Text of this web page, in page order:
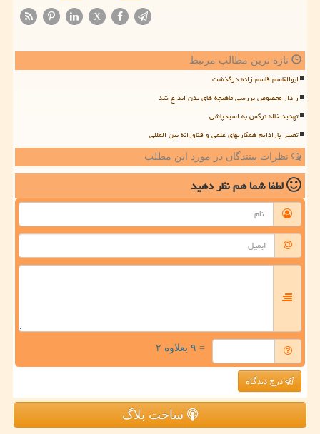
X
تازه ترین مطالب مرتبط
ابوالقاسم قاسم زاده درگذشت
رادار مخصوص بررسی ماهیچه های بدن ابداع شد
تهدید خاله نرگس به اسیدپاشی
تغییر پارادایم همکاریهای علمی و فناورانه بین المللی
نظرات بینندگان در مورد این مطلب
لطفا شما همنظر دهید
= ۹ بعلاوه ۲
درج دیدگاه
ساخت بلاگ